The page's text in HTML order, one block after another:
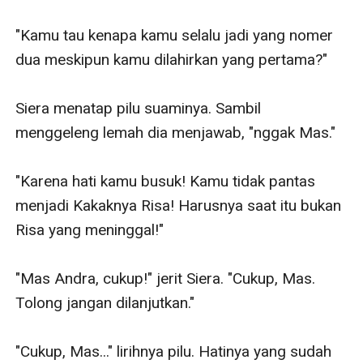
"Kamu tau kenapa kamu selalu jadi yang nomer
dua meskipun kamu dilahirkan yang pertama?"
Siera menatap pilu suaminya. Sambil
menggeleng lemah dia menjawab, "nggak Mas."
"Karena hati kamu busuk! Kamu tidak pantas
menjadi Kakaknya Risa! Harusnya saat itu bukan
Risa yang meninggal!"
"Mas Andra, cukup!" jerit Siera. "Cukup, Mas.
Tolong jangan dilanjutkan."
"Cukup, Mas..." lirihnya pilu. Hatinya yang sudah